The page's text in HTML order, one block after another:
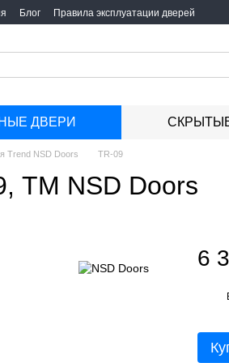
Блог Правила эксплуатации дверей
ДВЕРИ
Trend NSD Doors TR-09
ТМ NSD Doors
6